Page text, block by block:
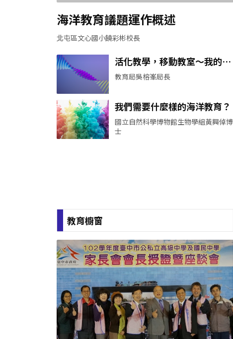
海洋教育議題運作概述
北屯區文心國小饒彩彬校長
活化教學，移動教室～我的教
室變好大－科博館與美術館是
教育局吳榕峯局長
我們需要什麼樣的海洋教育？
國立自然科學博物館生物學組黃興倬博
士
教育櫥窗